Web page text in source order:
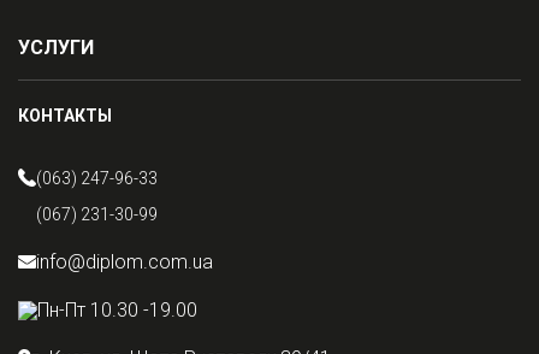
УСЛУГИ
КОНТАКТЫ
(063) 247-96-33
(067) 231-30-99
info@diplom.com.ua
Пн-Пт 10.30 -19.00